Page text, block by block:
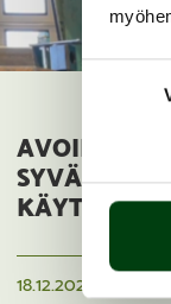
AVOIN
18.12.2025